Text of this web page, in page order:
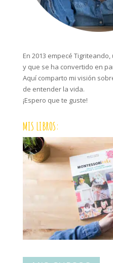
En 2013 empecé
y que se ha convertido en
Aquí comparto mi visión
de entender la vida.
¡Espero que te guste!
MIS LIBROS: